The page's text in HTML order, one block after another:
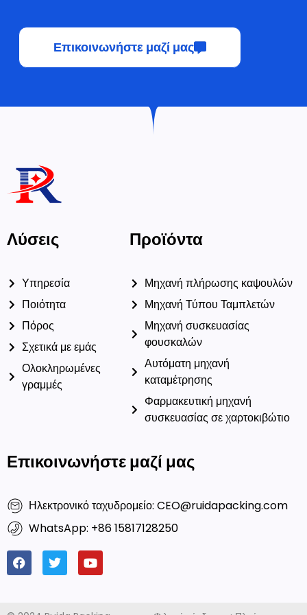
Επικοινωνήστε μαζί μας
Λύσεις
Υπηρεσία
Ποιότητα
Πόρος
Σχετικά με εμάς
Ολοκληρωμένες
γραμμές
Προϊόντα
Μηχανή πλήρωσης καψουλών
Μηχανή Τύπου Ταμπλετών
Μηχανή συσκευασίας
φουσκαλών
Αυτόματη μηχανή
καταμέτρησης
Φαρμακευτική μηχανή
συσκευασίας σε χαρτοκιβώτιο
Επικοινωνήστε μαζί μας
Ηλεκτρονικό ταχυδρομείο: CEO@ruidapacking.com
WhatsApp: +86 15817128250